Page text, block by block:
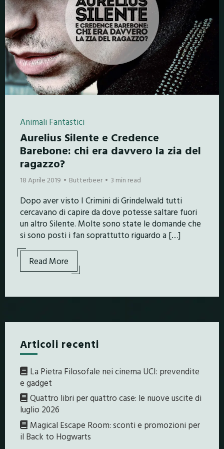
Animali Fantastici
Aurelius Silente e Credence
Barebone: chi era davvero la zia del
ragazzo?
18 Aprile 2019 Butterbeer 3 min read
Dopo aver visto I Crimini di Grindelwald tutti
cercavano di capire da dove potesse saltare fuori
un altro Silente. Molte sono state le domande che
si sono posti i fan soprattutto riguardo a […]
Read More
Articoli recenti
La Pietra Filosofale nei cinema UCI: prevendite
e gadget
Quattro libri per quattro case: le nuove uscite di
luglio 2026
Magical Escape Room: sconti e promozioni per
il Back to Hogwarts